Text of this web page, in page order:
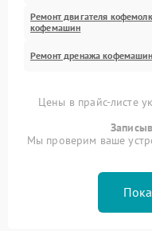
Ремонт двигателя
кофемашин
Ремонт дренажа кофемашин
Цены в прайс-листе
Мы проверим ваше